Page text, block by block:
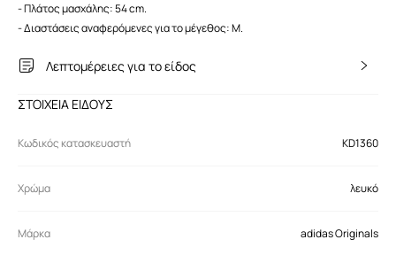
- Πλάτος μασχάλης: 54 cm.
- Διαστάσεις αναφερόμενες για το μέγεθος: M.
Λεπτομέρειες για το είδος
ΣΤΟΙΧΕΙΑ ΕΙΔΟΥΣ
Κωδικός κατασκευαστή KD1360
Χρώμα λευκό
Μάρκα adidas Originals